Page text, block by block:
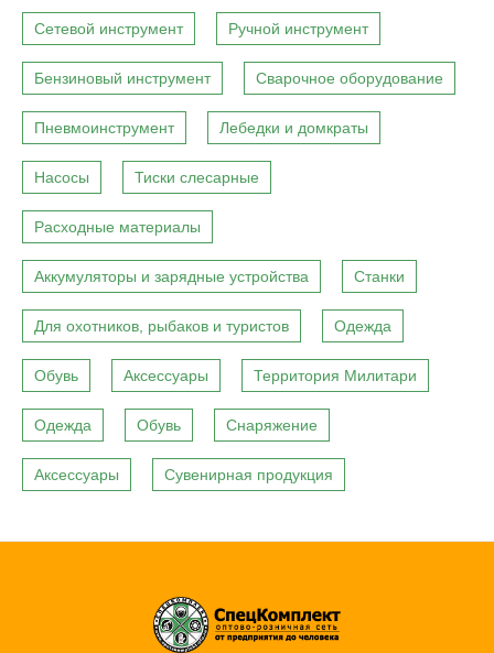
Сетевой инструмент Ручной инструмент
Бензиновый инструмент Сварочное оборудование
Пневмоинструмент Лебедки и домкраты
Насосы Тиски слесарные
Расходные материалы
Аккумуляторы и зарядные устройства Станки
Для охотников, рыбаков и туристов Одежда
Обувь Аксессуары Территория Милитари
Одежда Обувь Снаряжение
Аксессуары Сувенирная продукция